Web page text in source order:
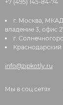
+7 (495) 145-84-74
г. Москва,
владение 3, офис
г.
Краснодарский
info@zipkotly.ru
Мы в соц.сетях